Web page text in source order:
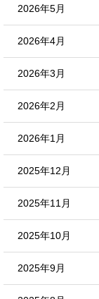
2026年5月
2026年4月
2026年3月
2026年2月
2026年1月
2025年12月
2025年11月
2025年10月
2025年9月